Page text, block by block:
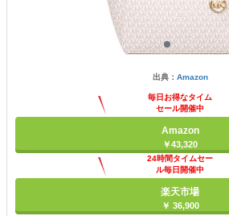
出典： Amazon
毎日お得なタイム
セール開催中
Amazon
￥43,320
24時間タイムセー
ル毎日開催中
楽天市場
￥ 36,900